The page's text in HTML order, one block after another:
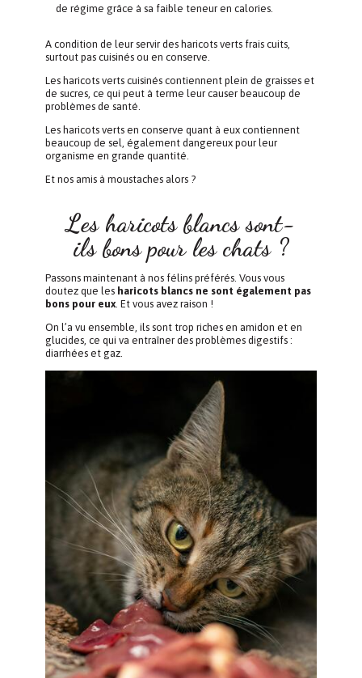
de régime grâce à sa faible teneur en calories.
A condition de leur servir des haricots verts frais cuits,
surtout pas cuisinés ou en conserve.
Les haricots verts cuisinés contiennent plein de graisses et
de sucres, ce qui peut à terme leur causer beaucoup de
problèmes de santé.
Les haricots verts en conserve quant à eux contiennent
beaucoup de sel, également dangereux pour leur
organisme en grande quantité.
Et nos amis à moustaches alors ?
Les haricots blancs sont-
ils bons pour les chats ?
Passons maintenant à nos félins préférés. Vous vous
doutez que les haricots blancs ne sont également pas
bons pour eux. Et vous avez raison !
On l’a vu ensemble, ils sont trop riches en amidon et en
glucides, ce qui va entraîner des problèmes digestifs :
diarrhées et gaz.